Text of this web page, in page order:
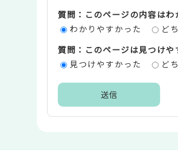
評
エ
質問：このページの内容は
わかりやすかった
ど
質問：このページは見つけや
見つけやすかった
ど